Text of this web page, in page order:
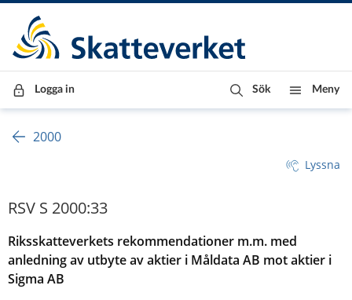
Till innehåll
Till navigationen
Till chattrobot
Logga in Sök Meny
2000
Lyssna
RSV S 2000:33
Riksskatteverkets rekommendationer m.m. med
anledning av utbyte av aktier i Måldata AB mot aktier i
Sigma AB